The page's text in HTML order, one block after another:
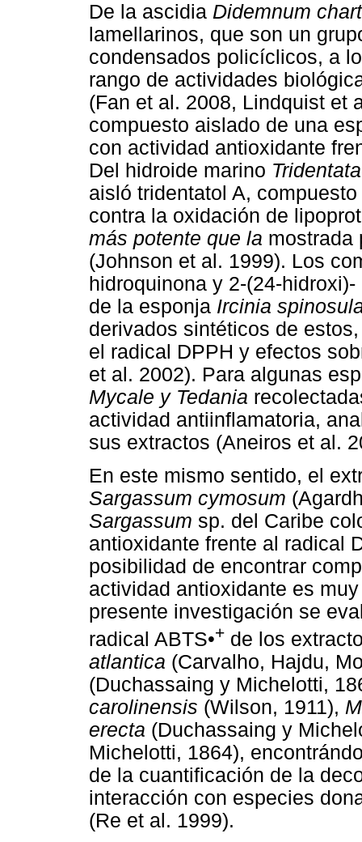
De la ascidia Didemnum
lamellarinos, que son un
condensados policíclicos, a
rango de actividades
(Fan et al. 2008, Lindquist et
compuesto aislado de una
con actividad antioxidante
Del hidroide marino
aisló tridentatol A,
contra la oxidación de
más potente que la mostrada
(Johnson et al. 1999). Los
hidroquinona y 2-(24-
de la esponja Ircinia
derivados sintéticos de
el radical DPPH y efectos
et al. 2002). Para algunas
Mycale y Tedania
actividad antiinflamatoria,
sus extractos (Aneiros et al.
En este mismo sentido, el
Sargassum cymosum
Sargassum sp. del Caribe
antioxidante frente al radical
posibilidad de encontrar
actividad antioxidante es
presente investigación se
radical ABTS•+ de los
atlantica (Carvalho, Hajdu,
(Duchassaing y Michelotti,
carolinensis (Wilson, 1911),
erecta (Duchassaing y
Michelotti, 1864),
de la cuantificación de la
interacción con especies
(Re et al. 1999).